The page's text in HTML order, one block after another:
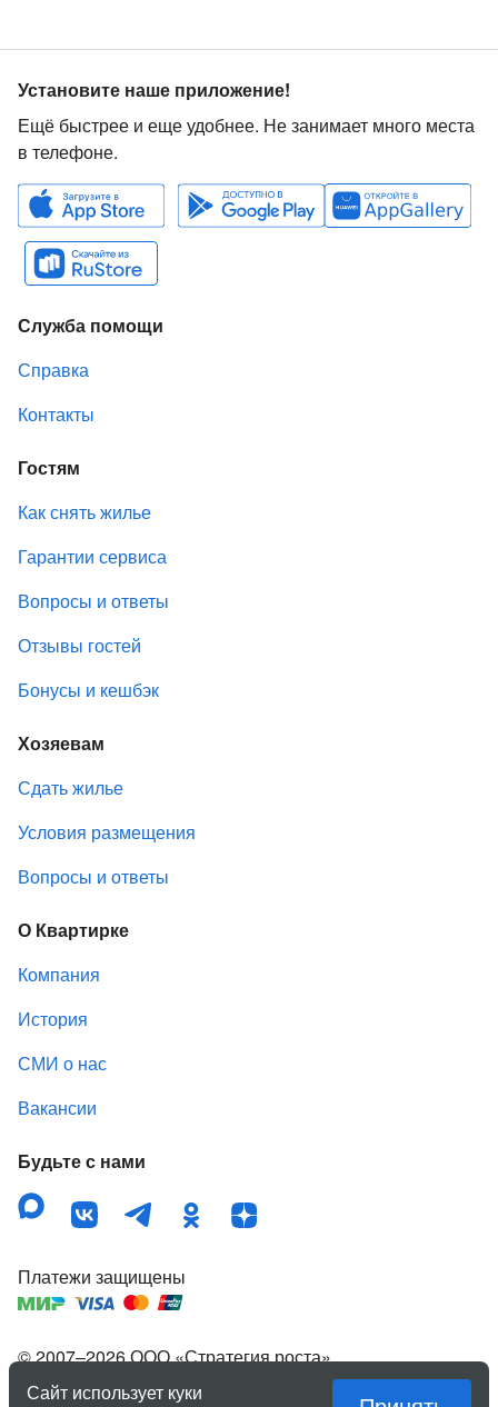
Установите наше приложение!
Ещё быстрее и еще удобнее. Не занимает много места
в телефоне.
Служба помощи
Справка
Контакты
Гостям
Как снять жилье
Гарантии сервиса
Вопросы и ответы
Отзывы гостей
Бонусы и кешбэк
Хозяевам
Сдать жилье
Условия размещения
Вопросы и ответы
О Квартирке
Компания
История
СМИ о нас
Вакансии
Будьте с нами
© 2007–2026ООО «Стратегия роста»,
зарегистрированный товарный знак «Квартирка».
Платежи защищены
Сайт использует куки